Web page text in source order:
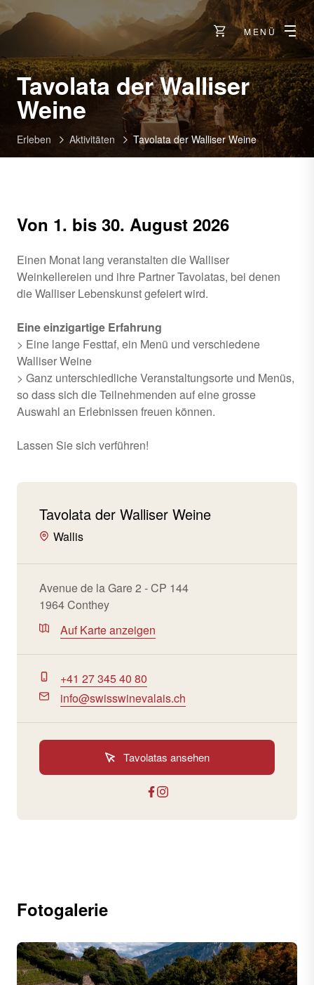
MENÜ
Tavolata der Walliser
Weine
Erleben Aktivitäten Tavolata der Walliser Weine
Von 1. bis 30. August 2026
Einen Monat lang veranstalten die Walliser
Weinkellereien und ihre Partner Tavolatas, bei denen
die Walliser Lebenskunst gefeiert wird.
Eine einzigartige Erfahrung
> Eine lange Festtaf, ein Menü und verschiedene
Walliser Weine
> Ganz unterschiedliche Veranstaltungsorte und Menüs,
so dass sich die Teilnehmenden auf eine grosse
Auswahl an Erlebnissen freuen können.
Lassen Sie sich verführen!
Tavolata der Walliser Weine
Wallis
Avenue de la Gare 2 - CP 144
1964 Conthey
Auf Karte anzeigen
+41 27 345 40 80
info@swisswinevalais.ch
Tavolatas ansehen
Fotogalerie